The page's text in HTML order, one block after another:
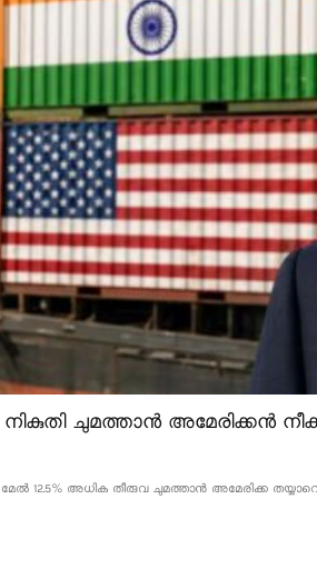
ചുമത്താൻ അമേരിക്കൻ
12.5% അധിക തീരുവ ചുമത്താൻ അമേരിക്ക